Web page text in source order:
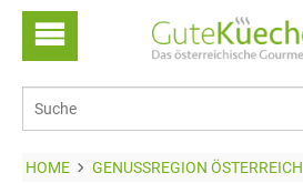
HOME GENUSSREGION ÖSTERREICH